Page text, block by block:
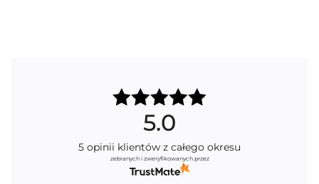
5.0
5 opinii klientów z całego okresu
zebranych i zweryfikowanych przez